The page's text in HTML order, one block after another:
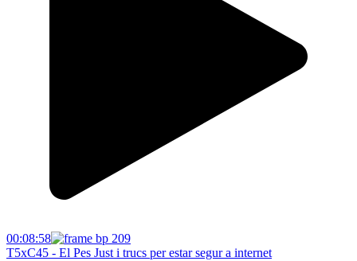
00:08:58
T5xC45 - El Pes Just i trucs per estar segur a internet